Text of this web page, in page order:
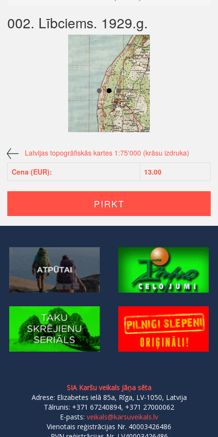
002. Lībciems. 1929.g.
Latvijas topogrāfiskās kartes 1:75'000 (krāsu izdruka)
Cena (EUR):
13.00
SIA Karšu veikals Jāņa sēta
Adrese: Elizabetes ielā 85a, Rīga, LV-1050, Latvija
Tālrunis: +371 67240894, +371 27000062
E-pasts: veikals@karsuveikals.lv
Vienotais reģistrācijas Nr. 40003426486